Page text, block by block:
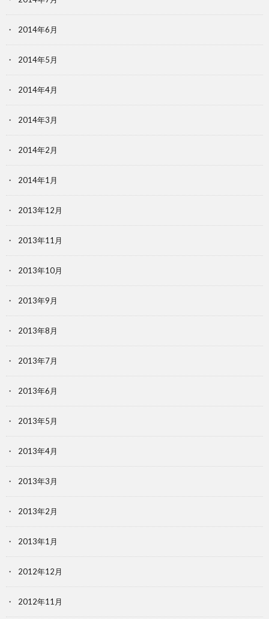
2014年6月
2014年5月
2014年4月
2014年3月
2014年2月
2014年1月
2013年12月
2013年11月
2013年10月
2013年9月
2013年8月
2013年7月
2013年6月
2013年5月
2013年4月
2013年3月
2013年2月
2013年1月
2012年12月
2012年11月